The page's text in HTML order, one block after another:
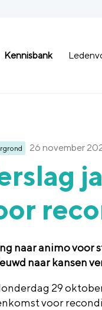
Kennisbank
26 november
naar animo voor
naar kansen
29
voor